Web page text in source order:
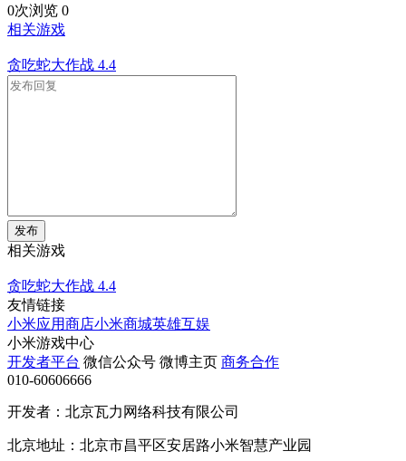
0次浏览 0
相关游戏
贪吃蛇大作战 4.4
发布
相关游戏
贪吃蛇大作战 4.4
友情链接
小米应用商店小米商城英雄互娱
小米游戏中心
开发者平台 微信公众号 微博主页 商务合作
010-60606666
开发者：北京瓦力网络科技有限公司
北京地址：北京市昌平区安居路小米智慧产业园